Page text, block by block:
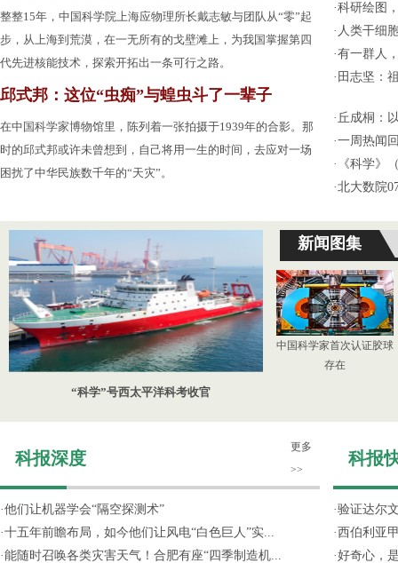
整整15年，中国科学院上海应物理所长戴志敏与团队从“零”起
步，从上海到荒漠，在一无所有的戈壁滩上，为我国掌握第四
代先进核能技术，探索开拓出一条可行之路。
邱式邦：这位“虫痴”与蝗虫斗了一辈子
在中国科学家博物馆里，陈列着一张拍摄于1939年的合影。那
时的邱式邦或许未曾想到，自己将用一生的时间，去应对一场
困扰了中华民族数千年的“天灾”。
·科研绘图
· 人类干细
·有一群人
· 田志坚：
· 丘成桐：
·一周热闻
·
《科学》
·北大数院
“科学”号西太平洋科考收官
新闻图集
中国科学家首次认证胶球
存在
科报深度
更多
>>
·他们让机器学会“隔空探测术”
·十五年前瞻布局，如今他们让风电“白色巨人”实...
·能随时召唤各类灾害天气！合肥有座“四季制造机...
科报
·验证达尔
· 西伯利亚
·好奇心，